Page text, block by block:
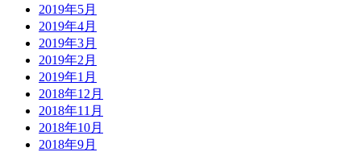
2019年5月
2019年4月
2019年3月
2019年2月
2019年1月
2018年12月
2018年11月
2018年10月
2018年9月